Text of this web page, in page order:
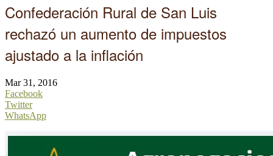
Confederación Rural de San Luis
rechazó un aumento de impuestos
ajustado a la inflación
Mar 31, 2016
Facebook
Twitter
WhatsApp